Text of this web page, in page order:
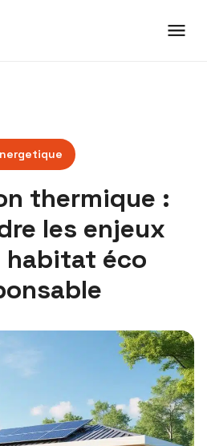
thermique :
les enjeux
habitat éco